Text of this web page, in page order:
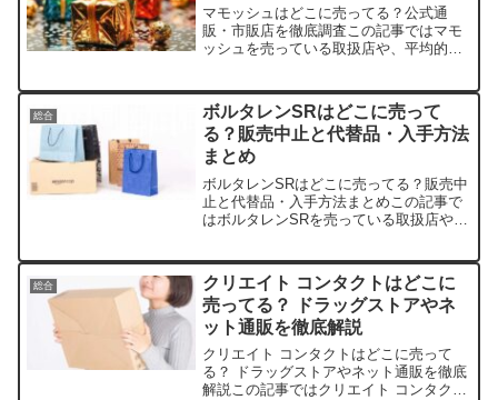
マモッシュはどこに売ってる？公式通
販・市販店を徹底調査この記事ではマモ
ッシュを売っている取扱店や、平均的な
込）備考楽天市場◎あり約2,000～2,500
円ポイント還元あ...
総合
ボルタレンSRはどこに売って
る？販売中止と代替品・入手方法
まとめ
ボルタレンSRはどこに売ってる？販売中
止と代替品・入手方法まとめこの記事で
はボルタレンSRを売っている取扱店や、
市場約1,200円〜3,000円処方薬以外では
ジェネリッ...
総合
クリエイト コンタクトはどこに
売ってる？ ドラッグストアやネ
ット通販を徹底解説
クリエイト コンタクトはどこに売って
る？ ドラッグストアやネット通販を徹底
解説この記事ではクリエイト コンタクト